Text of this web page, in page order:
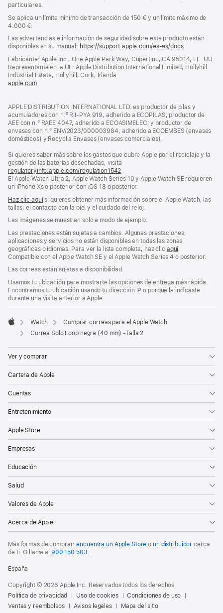
particulares.
Se aplica un límite mínimo de transacción de 150 € y un límite máximo de
4.000 €.
Las advertencias e información de seguridad sobre este producto están
disponibles en su manual: https://support.apple.com/es-es/docs(se
en
una
Fabricante: Apple Inc., One Apple Park Way, Cupertino, CA 95014, EE. UU.
Representante en la UE: Apple Distribution International Limited, Hollyhill
Industrial Estate, Hollyhill, Cork, Irlanda
apple.com(se
una
ventana
nueva)
APPLE DISTRIBUTION INTERNATIONAL LTD. es productor de pilas y
acumuladores con n.º RII-PYA 919, adherido a ECOPILAS; productor de
AEE con n.º RAEE 4047, adherido a ECOASIMELEC; y productor de
envases con n.º ENV/2023/000003984, adherido a ECOEMBES (envases
domésticos) y Recyclia Envases (envases comerciales).
Si quieres saber más sobre los gastos que cubre Apple por el reciclaje y la
gestión de las baterías desechadas, visita
regulatoryinfo.apple.com/regulation1542
abre
en
ventana
nueva)
El Apple Watch Ultra 2, Apple Watch Series 10 y Apple Watch SE requieren
un iPhone Xs o posterior con iOS 18 o posterior.
Haz clic aquísi quieres obtener más información sobre el Apple Watch, las
tallas, el contacto con la piel y el cuidado del reloj.
Las imágenes se muestran solo a modo de ejemplo.
Las prestaciones están sujetas a cambios. Algunas prestaciones,
aplicaciones y servicios no están disponibles en todas las zonas
geográficas o idiomas. Para ver la lista completa, haz clic aquí
Compatible con el Apple Watch SE y el Apple Watch Series 4 o posterior.
Las correas están sujetas a disponibilidad.
Usamos tu ubicación para mostrarte las opciones de entrega más rápida.
Encontramos tu ubicación usando tu dirección IP o porque la indicaste
durante una visita anterior a Apple.
Apple
Watch
Comprar correas para el Apple Watch
Correa Solo Loop negra (40 mm) -Talla 2
Ver y comprar
Cartera de Apple
Cuentas
Entretenimiento
Apple Store
Empresas
Educación
Salud
Valores de Apple
Acerca de Apple
Más formas de comprar:encuentra un Apple Store oun distribuidor cerca
de ti. O
llama al 900 150 503.
España
Copyright © 2026 Apple Inc. Reservados todos los derechos.
Política de privacidad
Uso de cookies
Condiciones de uso
Ventas y reembolsos
Avisos legales Mapa del sitio